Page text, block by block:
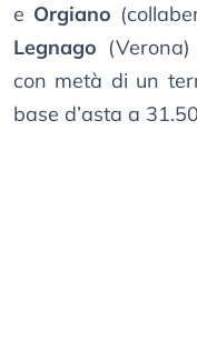
e Orgiano
Legnago
con metà di un
base d’asta a